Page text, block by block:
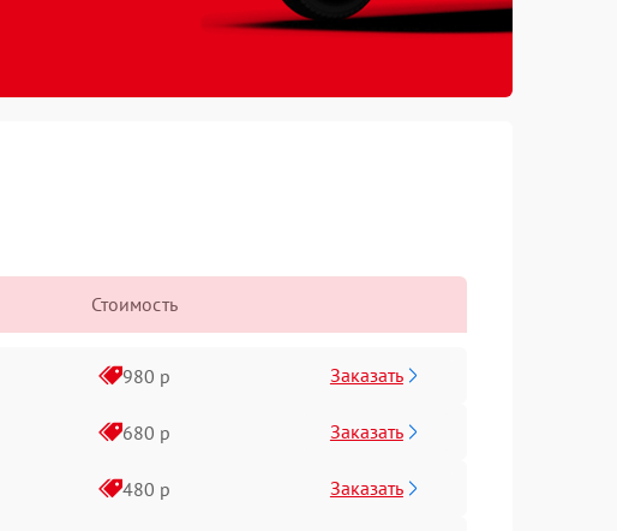
Стоимость
980 р Заказать
680 р Заказать
480 р Заказать